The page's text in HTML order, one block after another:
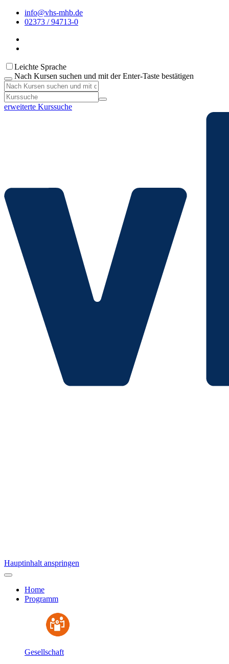
info@vhs-mhb.de
02373 / 94713-0
Leichte Sprache
Nach Kursen suchen und mit der Enter-Taste bestätigen
erweiterte Kurssuche
Hauptinhalt anspringen
Home
Programm
Gesellschaft